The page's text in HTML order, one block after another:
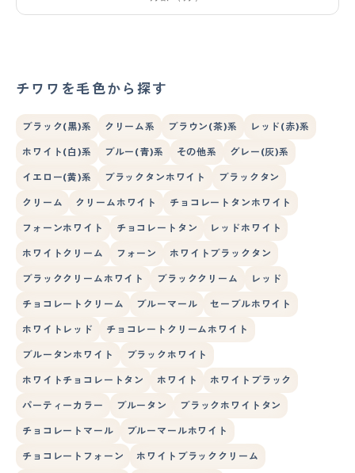
チワワを毛色から探す
ブラック(黒)系 クリーム系 ブラウン(茶)系 レッド(赤)系
ホワイト(白)系 ブルー(青)系 その他系 グレー(灰)系
イエロー(黄)系 ブラックタンホワイト ブラックタン
クリーム クリームホワイト チョコレートタンホワイト
フォーンホワイト チョコレートタン レッドホワイト
ホワイトクリーム フォーン ホワイトブラックタン
ブラッククリームホワイト ブラッククリーム レッド
チョコレートクリーム ブルーマール セーブルホワイト
ホワイトレッド チョコレートクリームホワイト
ブルータンホワイト ブラックホワイト
ホワイトチョコレートタン ホワイト ホワイトブラック
パーティーカラー ブルータン ブラックホワイトタン
チョコレートマール ブルーマールホワイト
チョコレートフォーン ホワイトブラッククリーム